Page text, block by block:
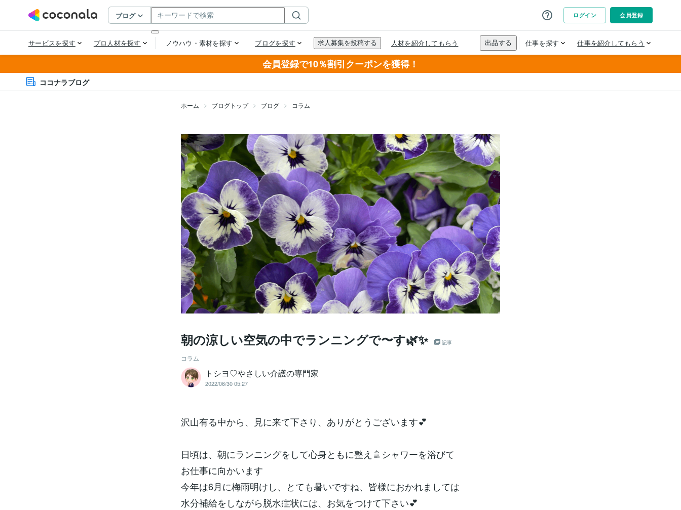
会員登録で10％割引クーポンを獲得！
ココナラブログ
ホーム ブログトップ ブログ コラム
朝の涼しい空気の中でランニングで〜す🌿✨ 記事
コラム
トシヨ♡やさしい介護の専門家
2022/06/30 05:27
沢山有る中から、見に来て下さり、ありがとうございます💕
日頃は、朝にランニングをして心身ともに整え🚿シャワーを浴びて
お仕事に向かいます
今年は6月に梅雨明けし、とても暑いですね、皆様におかれましては
水分補給をしながら脱水症状には、お気をつけて下さい💕